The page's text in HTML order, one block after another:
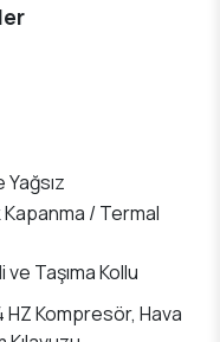
/ Termal
Taşıma Kollu
Kompresör, Hava